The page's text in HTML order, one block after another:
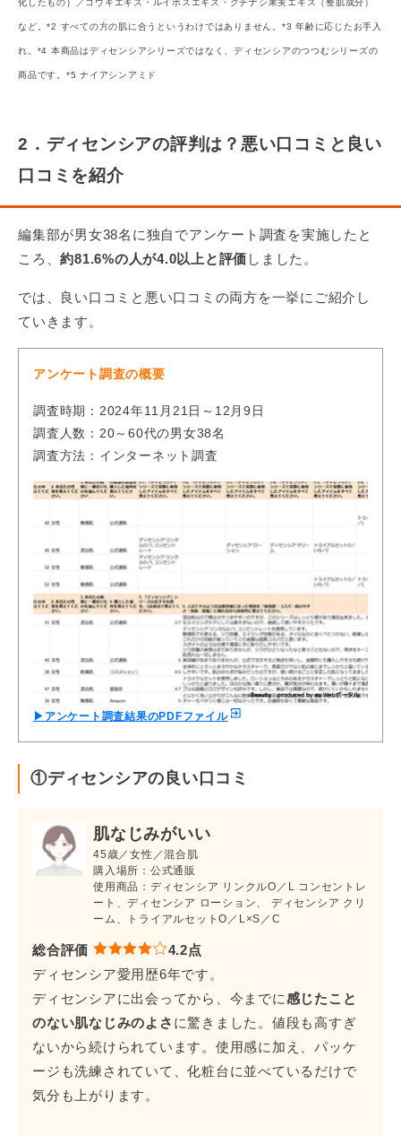
など。*2 すべての方の肌に合うというわけではありません。*3 年齢に応じたお手入
れ。*4 本商品はディセンシアシリーズではなく、ディセンシアのつつむシリーズの
商品です。*5 ナイアシンアミド
2．ディセンシアの評判は？悪い口コミと良い
口コミを紹介
編集部が男女38名に独自でアンケート調査を実施したと
ころ、約81.6%の人が4.0以上と評価 しました。
では、良い口コミと悪い口コミの両方を一挙にご紹介し
ていきます。
アンケート調査の概要
調査時期：2024年11月21日～12月9日
調査人数：20～60代の男女38名
調査方法：インターネット調査
▶アンケート調査結果のPDFファイル
①ディセンシアの良い口コミ
肌なじみがいい
45歳／女性／混合肌
購入場所：公式通販
使用商品：ディセンシア リンクルO／L コンセントレ
ート、ディセンシア ローション、 ディセンシア クリ
ーム、トライアルセットO／L×S／C
総合評価
4.2点
ディセンシア愛用歴6年です。
ディセンシアに出会ってから、今までに感じたこと
のない肌なじみのよさ に驚きました。値段も高すぎ
ないから続けられています。使用感に加え、パッケ
ージも洗練されていて、化粧台に並べているだけで
気分も上がります。